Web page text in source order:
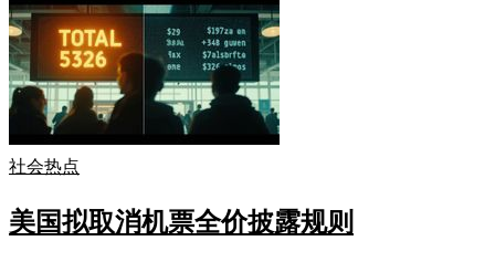
社会热点
美国拟取消机票全价披露规则